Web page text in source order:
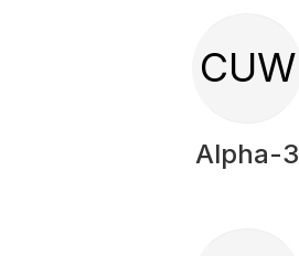
CUW
Alpha-3